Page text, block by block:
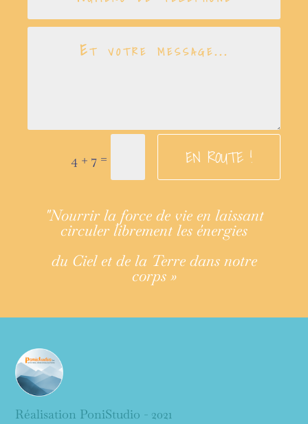
4 + 7 = EN ROUTE !
"Nourrir la force de vie en laissant
circuler librement les énergies
du Ciel et de la Terre dans notre
corps »
Réalisation PoniStudio - 2021